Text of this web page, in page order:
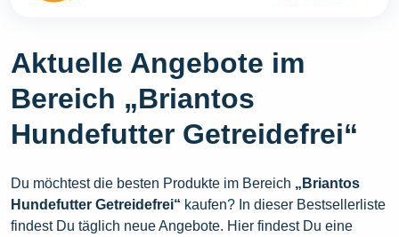
Aktuelle Angebote im
Bereich „Briantos
Hundefutter Getreidefrei“
Du möchtest die besten Produkte im Bereich „Briantos
Hundefutter Getreidefrei“ kaufen? In dieser Bestsellerliste
findest Du täglich neue Angebote. Hier findest Du eine